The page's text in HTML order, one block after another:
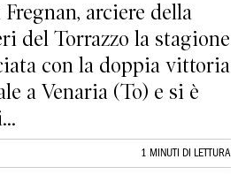
arciere della
del Torrazzo la stagione
con la doppia vittoria
a Venaria (To) e si è
1 MINUTI DI LETTURA